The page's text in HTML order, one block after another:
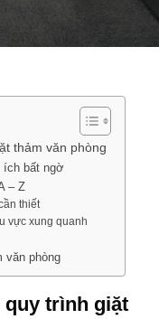
thảm văn phòng
ích bất ngờ
– Z
thiết
vực xung quanh
văn phòng
trình giặt